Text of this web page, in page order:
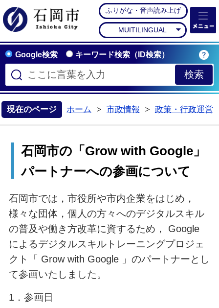
石岡市公式ホームペー
ふりがな・音声読み上げ
MUITILINGUAL
Google検索 キーワード検索（ID検索）
現在のページ ホーム
市政情報
政策・行政運営
石岡市の「Grow with Google」
パートナーへの参画について
石岡市では，市役所や市内企業をはじめ，
様々な団体，個人の方々へのデジタルスキル
の普及や働き方改革に資するため， Google
によるデジタルスキルトレーニングプロジェ
クト「 Grow with Google 」のパートナーとし
て参画いたしました。
1．参画日